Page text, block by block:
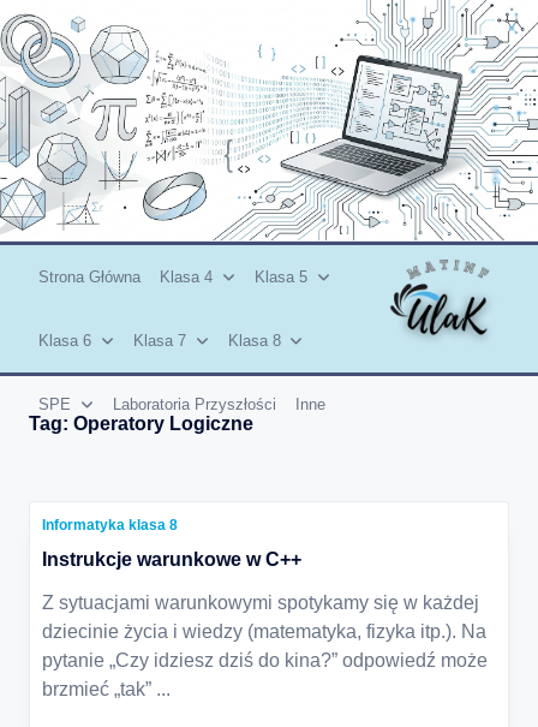
Skip
to
content
Strona Główna Klasa 4 Klasa 5
Klasa 6 Klasa 7 Klasa 8
SPE Laboratoria Przyszłości Inne
Tag: Operatory Logiczne
Informatyka klasa 8
Instrukcje warunkowe w C++
Z sytuacjami warunkowymi spotykamy się w każdej
dziecinie życia i wiedzy (matematyka, fizyka itp.). Na
pytanie „Czy idziesz dziś do kina?” odpowiedź może
brzmieć „tak” ...